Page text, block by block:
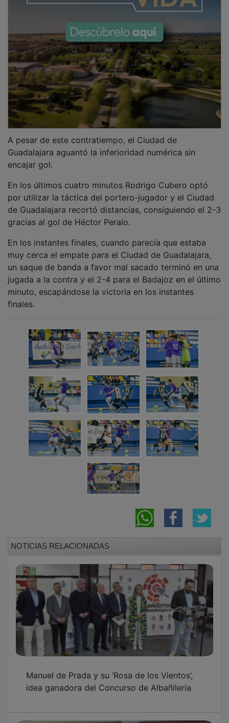
Guadalajara aguantó la inferioridad numérica sin
encajar gol.
por utilizar la táctica del portero-jugador y el Ciudad
de Guadalajara recortó distancias, consiguiendo el 2-3
gracias al gol de Héctor Peralo.
muy cerca el empate para el Ciudad de Guadalajara,
un saque de banda a favor mal sacado terminó en una
jugada a la contra y el 2-4 para el Badajoz en el último
minuto, escapándose la victoria en los instantes
finales.
idea ganadora del Concurso de Albañilería